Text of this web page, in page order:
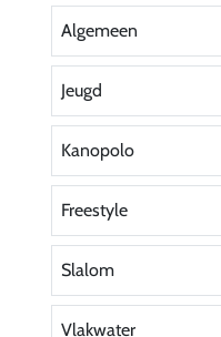
Algemeen
Jeugd
Kanopolo
Freestyle
Slalom
Vlakwater